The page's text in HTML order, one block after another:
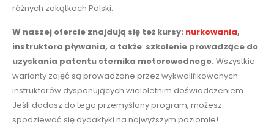
różnych zakątkach Polski.
W naszej ofercie znajdują się też kursy: nurkowania,
instruktora pływania, a także szkolenie prowadzące do
uzyskania patentu sternika motorowodnego. Wszystkie
warianty zajęć są prowadzone przez wykwalifikowanych
instruktorów dysponujących wieloletnim doświadczeniem.
Jeśli dodasz do tego przemyślany program, możesz
spodziewać się dydaktyki na najwyższym poziomie!